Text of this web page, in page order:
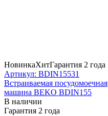
НовинкаХитГарантия 2 года
Артикул: BDIN15531
Встраиваемая посудомоечная
машина BEKO BDIN155
В наличии
Гарантия 2 года